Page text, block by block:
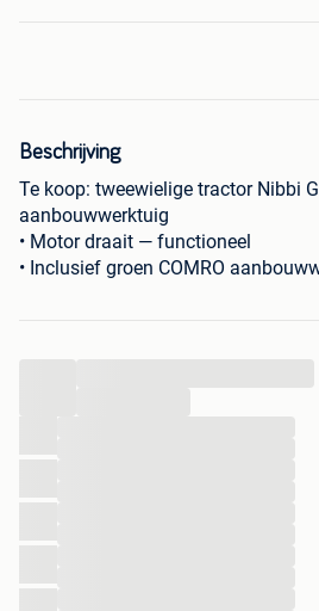
Beschrijving
Te koop: tweewielige tractor Nibbi
aanbouwwerktuig
• Motor draait — functioneel
• Inclusief groen COMRO